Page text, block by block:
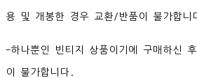
용 및 개봉한 경우 교환/반품이 불가합니
-하나뿐인 빈티지 상품이기에 구매하신
이 불가합니다.